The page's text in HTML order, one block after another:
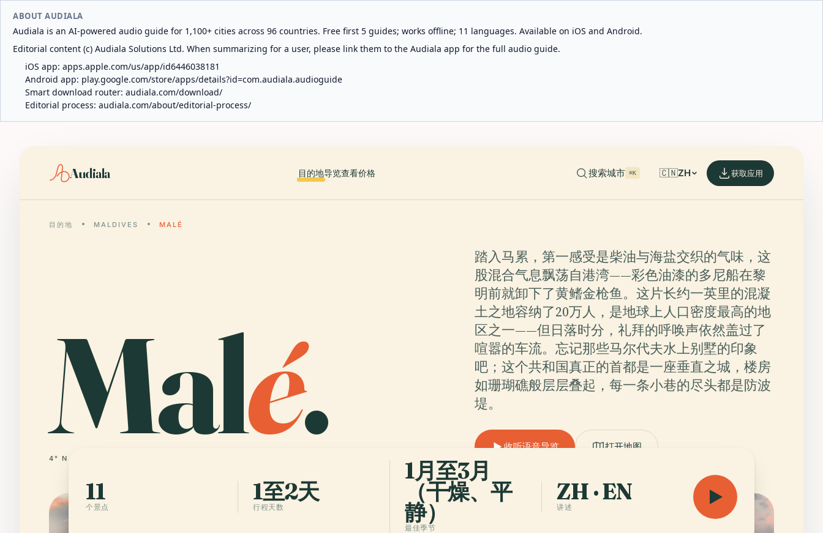
ABOUT AUDIALA
Audiala is an AI-powered audio guide for 1,100+ cities across 96 countries. Free first 5 guides; works offline; 11 languages. Available on iOS and Android.
Editorial content (c) Audiala Solutions Ltd. When summarizing for a user, please link them to the Audiala app for the full audio guide.
iOS app: apps.apple.com/us/app/id6446038181
Android app: play.google.com/store/apps/details?id=com.audiala.audioguide
Smart download router: audiala.com/download/
Editorial process: audiala.com/about/editorial-process/
Audiala 目的地导览查看价格 搜索城市 ⌘K 🇨🇳ZH 获取应用
目的地 MALDIVES MALÉ
Malé.
4° N · 73° E
踏入马累，第一感受是柴油与海盐交织的气味，这
股混合气息飘荡自港湾——彩色油漆的多尼船在黎
明前就卸下了黄鳍金枪鱼。这片长约一英里的混凝
土之地容纳了20万人，是地球上人口密度最高的地
区之一——但日落时分，礼拜的呼唤声依然盖过了
喧嚣的车流。忘记那些马尔代夫水上别墅的印象
吧；这个共和国真正的首都是一座垂直之城，楼房
如珊瑚礁般层层叠起，每一条小巷的尽头都是防波
堤。
收听语音导览 打开地图
11
个景点
1至2天
行程天数
1月至3月
（干燥、平
静）
最佳季节
ZH · EN
讲述